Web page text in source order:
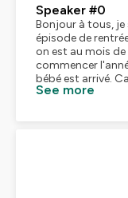
Speaker #0
Bonjour à tous,
épisode de
on est au mois
commencer
bébé est arrivé.
temps et de
épisodes qui
l'épisode long
épisodes
See more